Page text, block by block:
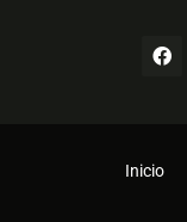
Inicio